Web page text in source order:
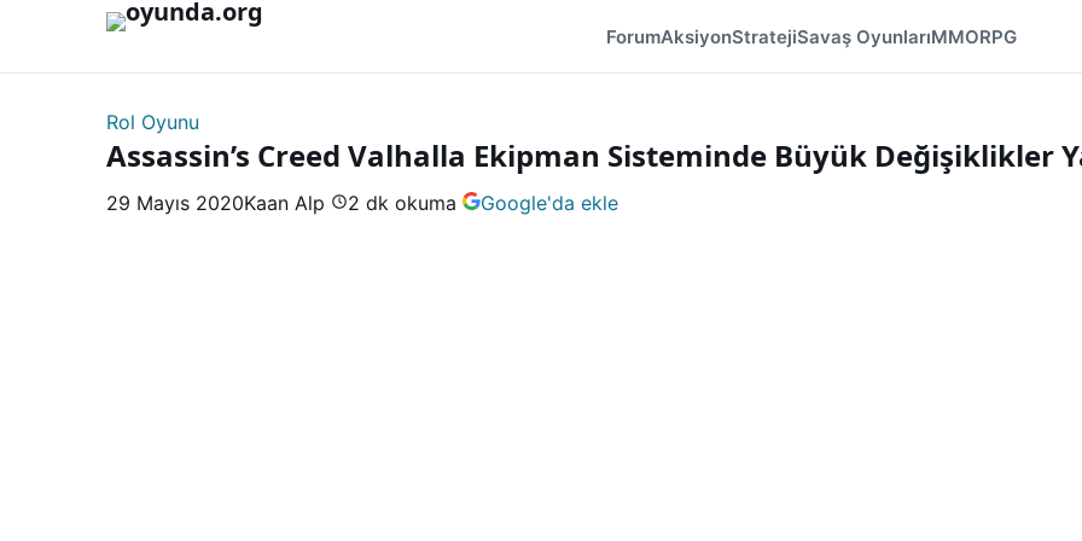
ForumAksiyonStratejiSavaş OyunlarıMMORPG
Rol Oyunu
Assassin’s Creed Valhalla Ekipman Sisteminde Büyük Değişiklikler
29 Mayıs 2020Kaan Alp 2 dk okuma Google'da ekle